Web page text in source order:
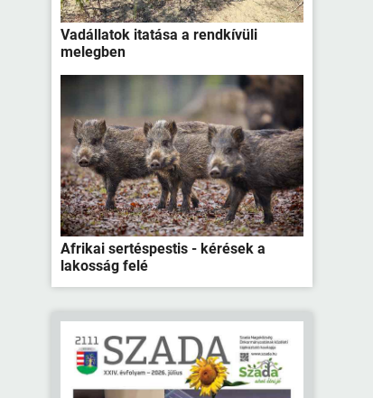
Vadállatok itatása a rendkívüli
melegben
Afrikai sertéspestis - kérések a
lakosság felé